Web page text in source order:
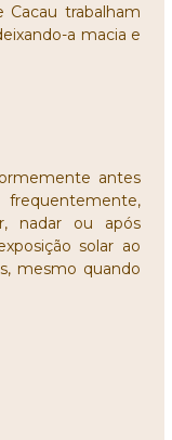
trabalham
a macia e
antes
nadar ou após
solar ao
mesmo quando